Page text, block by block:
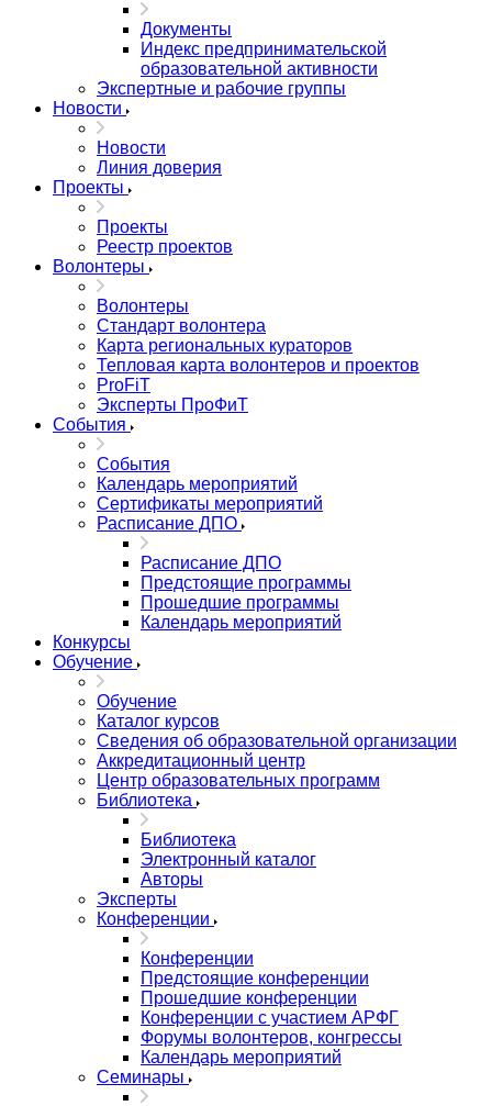
Документы
Индекс предпринимательской
образовательной активности
Экспертные и рабочие группы
Новости
Новости
Линия доверия
Проекты
Проекты
Реестр проектов
Волонтеры
Волонтеры
Стандарт волонтера
Карта региональных кураторов
Тепловая карта волонтеров и проектов
ProFiT
Эксперты ПроФиТ
События
События
Календарь мероприятий
Сертификаты мероприятий
Расписание ДПО
Расписание ДПО
Предстоящие программы
Прошедшие программы
Календарь мероприятий
Конкурсы
Обучение
Обучение
Каталог курсов
Сведения об образовательной организации
Аккредитационный центр
Центр образовательных программ
Библиотека
Библиотека
Электронный каталог
Авторы
Эксперты
Конференции
Конференции
Предстоящие конференции
Прошедшие конференции
Конференции с участием АРФГ
Форумы волонтеров, конгрессы
Календарь мероприятий
Семинары